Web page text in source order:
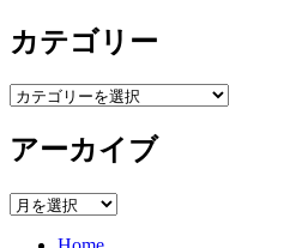
カテゴリー
カ
ゴ
ー
アーカイブ
ア